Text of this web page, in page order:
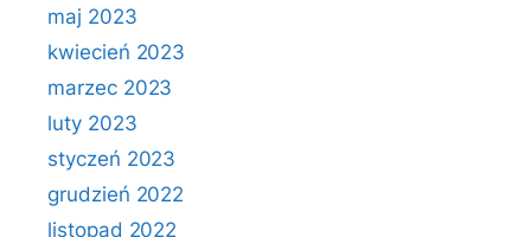
maj 2023
kwiecień 2023
marzec 2023
luty 2023
styczeń 2023
grudzień 2022
listopad 2022